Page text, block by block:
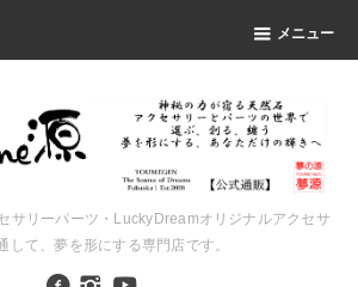
メニュー
サリーパーツ・LuckyDreamオリジナルアクセサ
して、夢を形にする専門店です。